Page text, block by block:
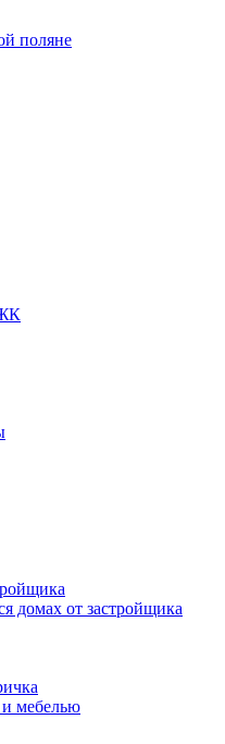
поляне
домах от застройщика
мебелью